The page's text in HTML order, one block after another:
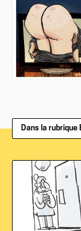
Dans la rubrique